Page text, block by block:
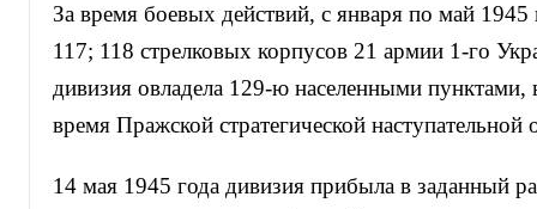
За время боевых действий, с января по май 1945
117; 118 стрелковых корпусов 21 армии 1-го
дивизия овладела 129-ю населенными
время Пражской стратегической наступательной
14 мая 1945 года дивизия прибыла в заданный